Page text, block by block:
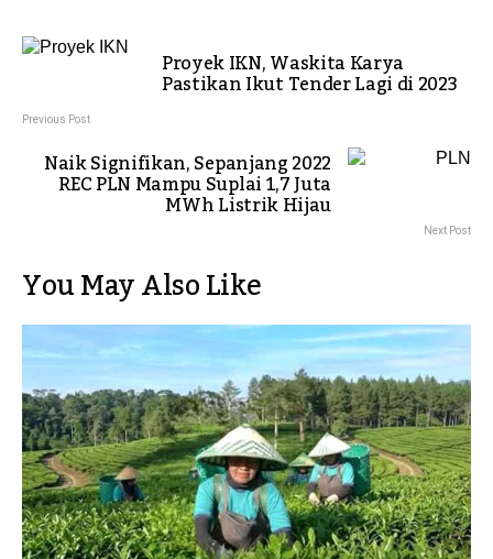
Proyek IKN, Waskita Karya
Pastikan Ikut Tender Lagi di 2023
Previous Post
Naik Signifikan, Sepanjang 2022
REC PLN Mampu Suplai 1,7 Juta
MWh Listrik Hijau
Next Post
You May Also Like